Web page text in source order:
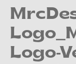
Logo-